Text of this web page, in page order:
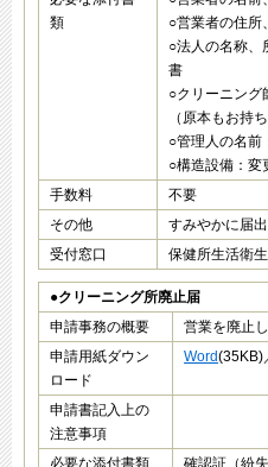
類
○営業者の住所
○法人の名称、
書
○クリーニング
（原本もお持
○管理人の名前
○構造設備：変
手数料
不要
その他
すみやかに届
受付窓口
保健所生活衛
●クリーニング所廃止届
申請事務の概要
営業を廃止
申請用紙ダウン
ロード
Word(35KB)
申請書記入上の
注意事項